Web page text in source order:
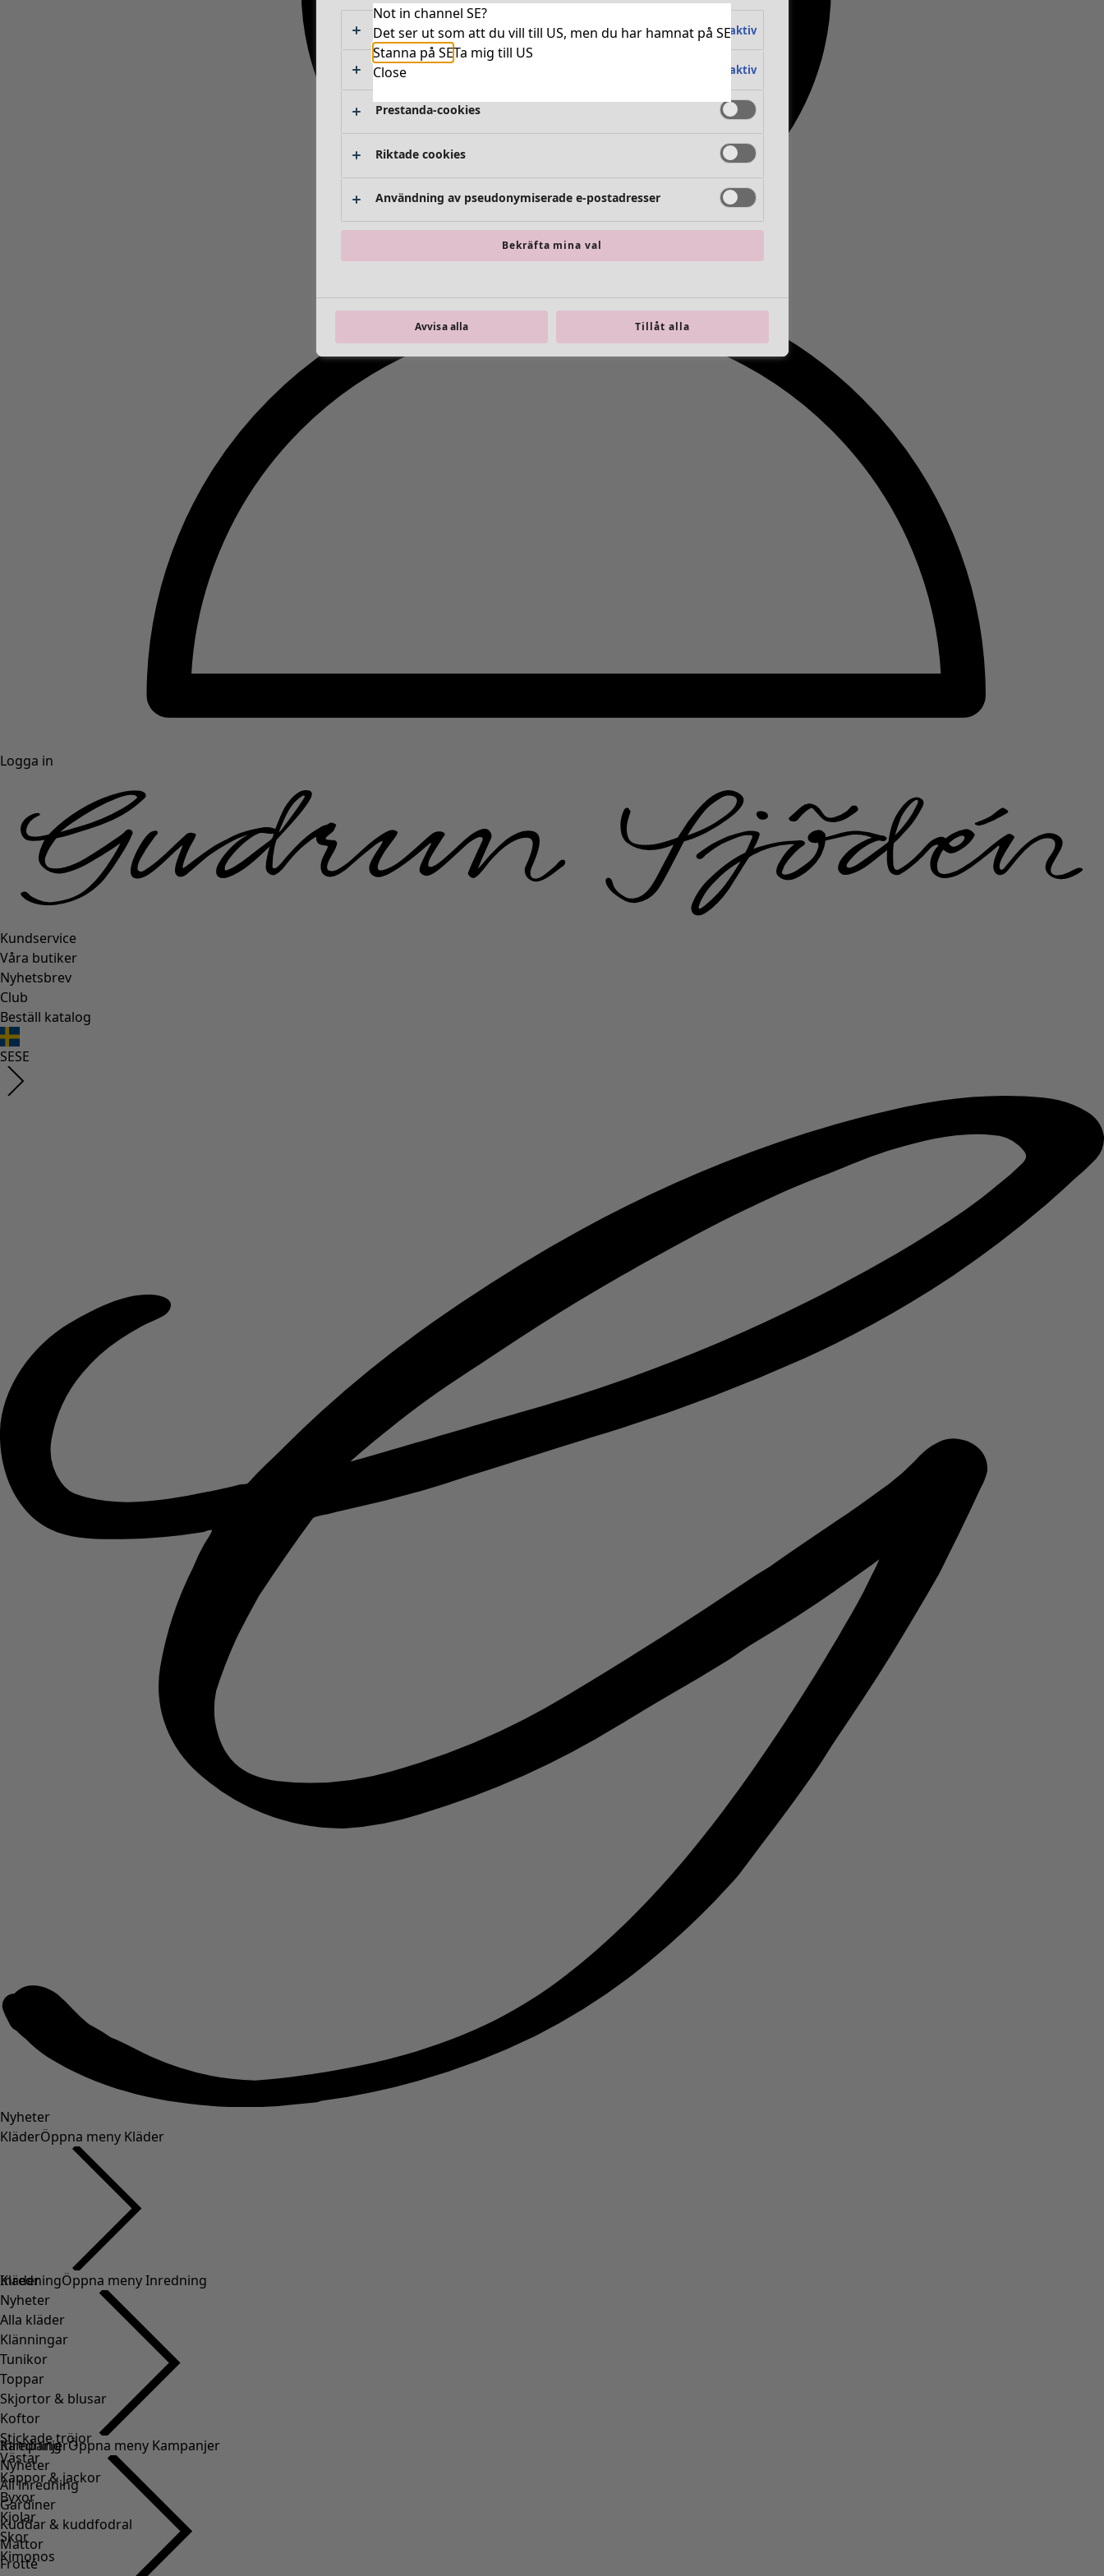
Logga in
Kundservice
Våra butiker
Nyhetsbrev
Club
Beställ katalog
SESE
Nyheter
KläderÖppna meny Kläder
Kläder
Nyheter
Alla kläder
Klänningar
Tunikor
Toppar
Skjortor & blusar
Koftor
Stickade tröjor
Västar
Kappor & jackor
Byxor
Kjolar
Skor
Kimonos
InredningÖppna meny Inredning
Inredning
Nyheter
All inredning
Gardiner
Kuddar & kuddfodral
Mattor
Frotté
KampanjerÖppna meny Kampanjer
Not in channel SE?
Det ser ut som att du vill till US, men du har hamnat på SE
Stanna på SETa mig till US
Close
Absolut nödvändiga cookies Alltid aktiv
Funktionella cookies Alltid aktiv
Prestanda-cookies
Riktade cookies
Användning av pseudonymiserade e-postadresser
Bekräfta mina val
Avvisa alla Tillåt alla